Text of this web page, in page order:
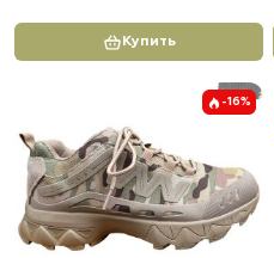
Купить
-16%